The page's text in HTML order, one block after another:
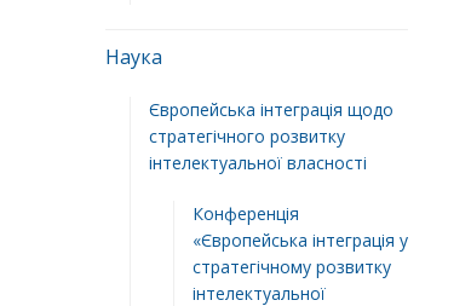
Наука
Європейська інтеграція щодо
стратегічного розвитку
інтелектуальної власності
Конференція
«Європейська інтеграція у
стратегічному розвитку
інтелектуальної